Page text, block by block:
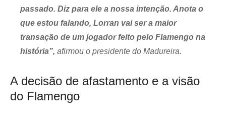
passado. Diz para ele a nossa intenção. Anota o
que estou falando, Lorran vai ser a maior
transação de um jogador feito pelo Flamengo na
história”, afirmou o presidente do Madureira.
A decisão de afastamento e a visão
do Flamengo